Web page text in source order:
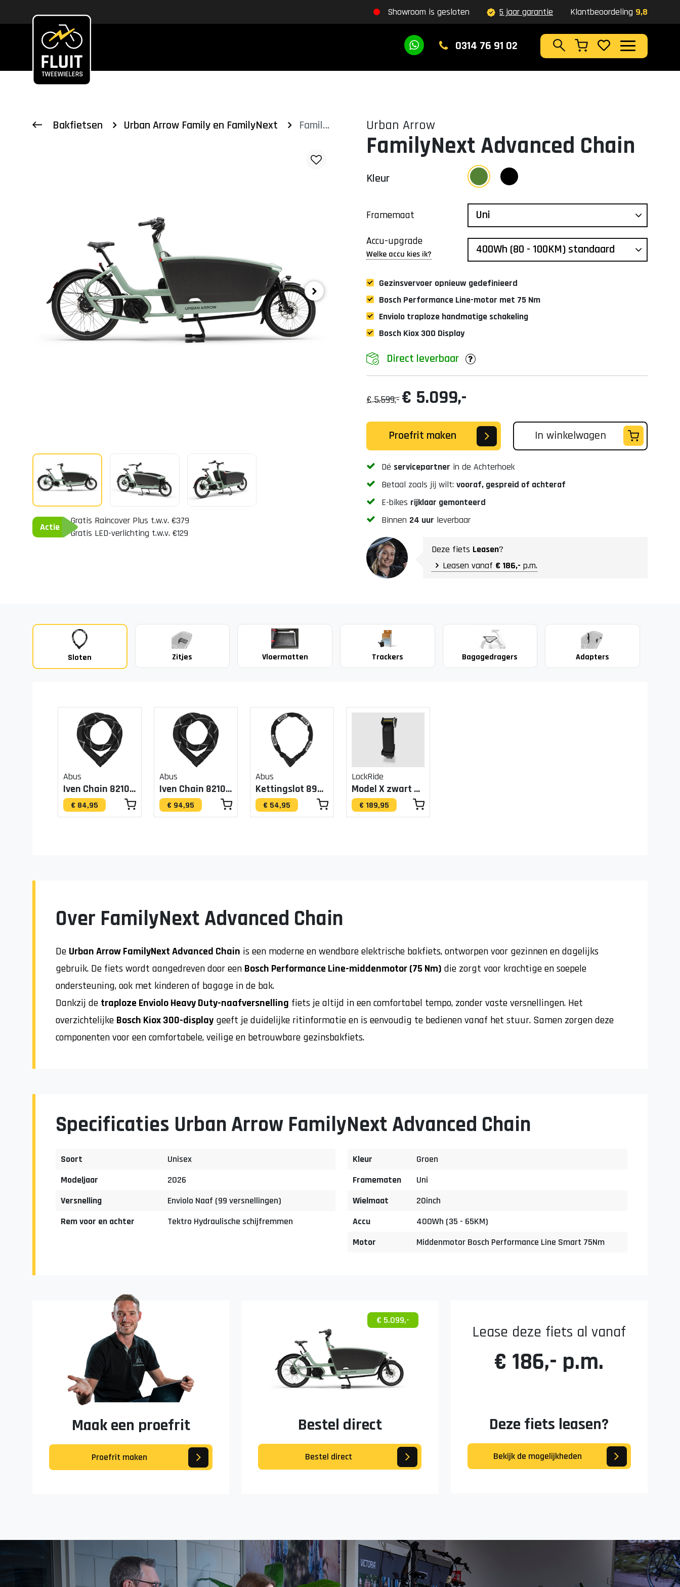
Zoeken Showroom is gesloten 5 jaar garantie Klantbeoordeling 9,8
0314 76 91 02
Bakfietsen Urban Arrow Family en FamilyNext FamilyNext Advanced Chain
Actie
Gratis Raincover Plus t.w.v. €379
Gratis LED-verlichting t.w.v. €129
Urban Arrow
FamilyNext Advanced Chain
Kleur
Framemaat
Accu-upgrade
Welke accu kies ik?
Gezinsvervoer opnieuw gedefinieerd
Bosch Performance Line-motor met 75 Nm
Enviolo traploze handmatige schakeling
Bosch Kiox 300 Display
Direct leverbaar
€ 5.599,-€ 5.099,-
Proefrit maken In winkelwagen
Dé servicepartner in de Achterhoek
Betaal zoals jij wilt: vooraf, gespreid of achteraf
E-bikes rijklaar gemonteerd
Binnen 24 uur leverbaar
Deze fiets Leasen?
Leasen vanaf € 186,- p.m.
Sloten Zitjes Vloermatten Trackers Bagagedragers Adapters
Abus
Iven Chain 8210/110
€ 84,95
Abus
Iven Chain 8210/140
€ 94,95
Abus
Kettingslot 8900/85
€ 54,95
LockRide
Model X zwart BES3 545Wh (LockRide)
€ 189,95
Over FamilyNext Advanced Chain
De Urban Arrow FamilyNext Advanced Chain is een moderne en wendbare elektrische bakfiets, ontworpen voor gezinnen en dagelijks
gebruik. De fiets wordt aangedreven door een Bosch Performance Line-middenmotor (75 Nm) die zorgt voor krachtige en soepele
ondersteuning, ook met kinderen of bagage in de bak.
Dankzij de traploze Enviolo Heavy Duty-naafversnelling fiets je altijd in een comfortabel tempo, zonder vaste versnellingen. Het
overzichtelijke Bosch Kiox 300-display geeft je duidelijke ritinformatie en is eenvoudig te bedienen vanaf het stuur. Samen zorgen deze
componenten voor een comfortabele, veilige en betrouwbare gezinsbakfiets.
Specificaties Urban Arrow FamilyNext Advanced Chain
Soort
Unisex
Modeljaar
2026
Versnelling
Enviolo Naaf (99 versnellingen)
Rem voor en achter
Tektro Hydraulische schijfremmen
Kleur
Groen
Framematen
Uni
Wielmaat
20inch
Accu
400Wh (35 - 65KM)
Motor
Middenmotor Bosch Performance Line Smart 75Nm
Maak een proefrit
Proefrit maken
€ 5.099,-
Bestel direct
Bestel direct
Lease deze fiets al vanaf
€ 186,- p.m.
Deze fiets leasen?
Bekijk de mogelijkheden